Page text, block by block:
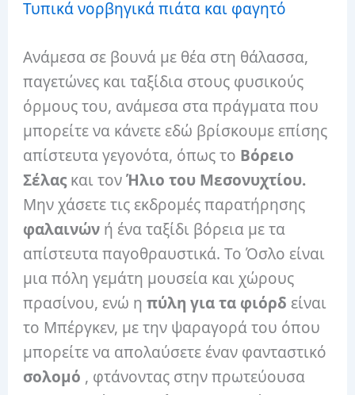
Τυπικά νορβηγικά πιάτα και φαγητό
Ανάμεσα σε βουνά με θέα στη θάλασσα,
παγετώνες και ταξίδια στους φυσικούς
όρμους του, ανάμεσα στα πράγματα που
μπορείτε να κάνετε εδώ βρίσκουμε επίσης
απίστευτα γεγονότα, όπως το Βόρειο
Σέλαςκαι τονΉλιο του Μεσονυχτίου.
Μην χάσετε τις εκδρομές παρατήρησης
φαλαινών ή ένα ταξίδι βόρεια με τα
απίστευτα παγοθραυστικά. Το Όσλο είναι
μια πόλη γεμάτη μουσεία και χώρους
πρασίνου, ενώ ηπύλη για τα φιόρδ είναι
το Μπέργκεν, με την ψαραγορά του όπου
μπορείτε να απολαύσετε έναν φανταστικό
σολομό , φτάνοντας στην πρωτεύουσα